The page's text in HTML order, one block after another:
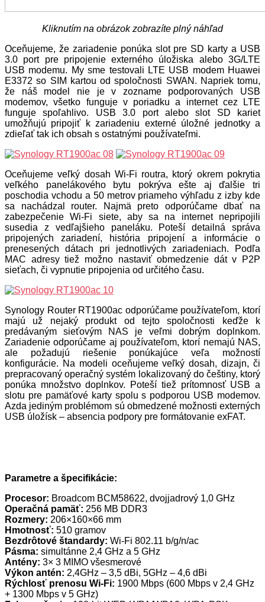
Kliknutím na obrázok zobrazíte plný náhľad
Oceňujeme, že zariadenie ponúka slot pre SD karty a USB
3.0 port pre pripojenie externého úložiska alebo 3G/LTE
USB modemu. My sme testovali LTE USB modem Huawei
E3372 so SIM kartou od spoločnosti SWAN. Napriek tomu,
že náš model nie je v zozname podporovaných USB
modemov, všetko funguje v poriadku a internet cez LTE
funguje spoľahlivo. USB 3.0 port alebo slot SD kariet
umožňujú pripojiť k zariadeniu externé úložné jednotky a
zdieľať tak ich obsah s ostatnými používateľmi.
Oceňujeme veľký dosah Wi-Fi routra, ktorý okrem pokrytia
veľkého panelákového bytu pokrýva ešte aj ďalšie tri
poschodia vchodu a 50 metrov priameho výhľadu z izby kde
sa nachádzal router. Najmä preto odporúčame dbať na
zabezpečenie Wi-Fi siete, aby sa na internet nepripojili
susedia z vedľajšieho paneláku. Poteší detailná správa
pripojených zariadení, história pripojení a informácie o
prenesených dátach pri jednotlivých zariadeniach. Podľa
MAC adresy tiež možno nastaviť obmedzenie dát v P2P
sieťach, či vypnutie pripojenia od určitého času.
Synology Router RT1900ac odporúčame používateľom, ktorí
majú už nejaký produkt od tejto spoločnosti keďže k
predávaným sieťovým NAS je veľmi dobrým doplnkom.
Zariadenie odporúčame aj používateľom, ktorí nemajú NAS,
ale požadujú riešenie ponúkajúce veľa možností
konfigurácie. Na modeli oceňujeme veľký dosah, dizajn, či
prepracovaný operačný systém lokalizovaný do češtiny, ktorý
ponúka množstvo doplnkov. Poteší tiež prítomnosť USB a
slotu pre pamäťové karty spolu s podporou USB modemov.
Azda jediným problémom sú obmedzené možnosti externých
USB úložísk – absencia podpory pre formátovanie exFAT.
Parametre a špecifikácie:
Procesor: Broadcom BCM58622, dvojjadrový 1,0 GHz
Operačná pamäť: 256 MB DDR3
Rozmery: 206×160×66 mm
Hmotnosť: 510 gramov
Bezdrôtové štandardy: Wi-Fi 802.11 b/g/n/ac
Pásma: simultánne 2,4 GHz a 5 GHz
Antény: 3× 3 MIMO všesmerové
Výkon antén: 2,4GHz – 3,5 dBi, 5GHz – 4,6 dBi
Rýchlosť prenosu Wi-Fi: 1900 Mbps (600 Mbps v 2,4 GHz
+ 1300 Mbps v 5 GHz)